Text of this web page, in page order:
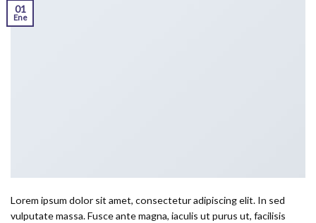
01
Ene
Lorem ipsum dolor sit amet, consectetur adipiscing elit. In sed
vulputate massa. Fusce ante magna, iaculis ut purus ut, facilisis